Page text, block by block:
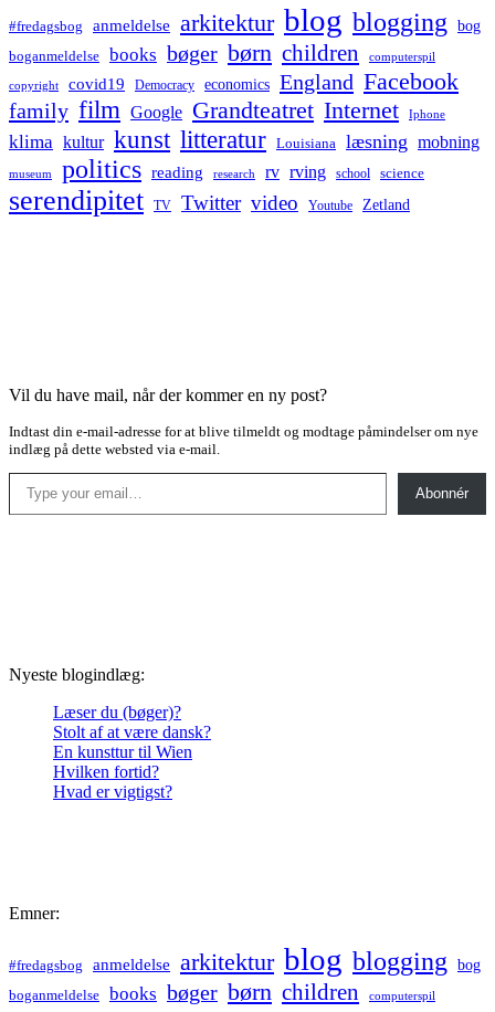
#fredagsbog anmeldelse arkitektur blog blogging bog
boganmeldelse books bøger børn children computerspil
copyright covid19 Democracy economics England Facebook
family film Google Grandteatret Internet Iphone
klima kultur kunst litteratur Louisiana læsning mobning
museum politics reading research rv rving school science
serendipitet TV Twitter video Youtube Zetland
Vil du have mail, når der kommer en ny post?
Indtast din e-mail-adresse for at blive tilmeldt og modtage påmindelser om nye
indlæg på dette websted via e-mail.
Type your email…
Abonnér
Nyeste blogindlæg:
Læser du (bøger)?
Stolt af at være dansk?
En kunsttur til Wien
Hvilken fortid?
Hvad er vigtigst?
Emner:
#fredagsbog anmeldelse arkitektur blog blogging bog
boganmeldelse books bøger børn children computerspil